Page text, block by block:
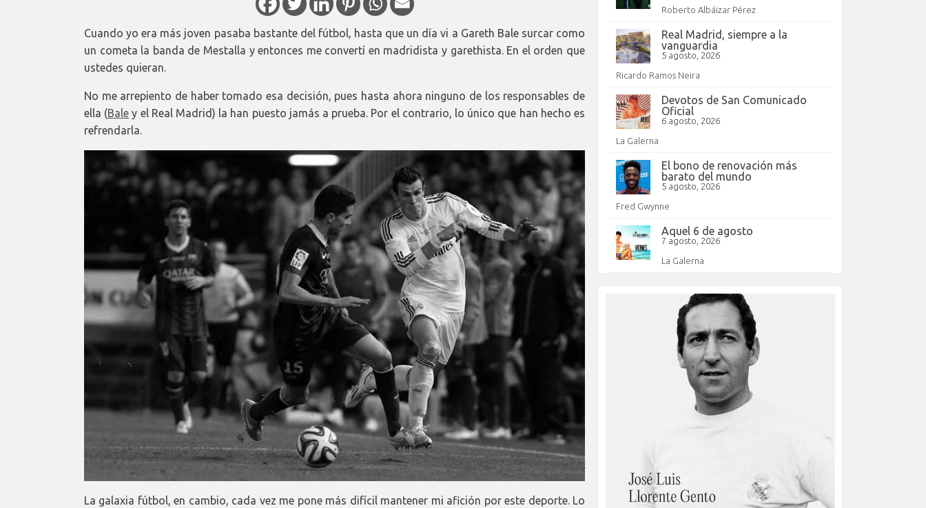
Cuando yo era más joven pasaba bastante del fútbol, hasta que un día vi a Gareth Bale surcar como
un cometa la banda de Mestalla y entonces me convertí en madridista y garethista. En el orden que
ustedes quieran.
No me arrepiento de haber tomado esa decisión, pues hasta ahora ninguno de los responsables de
ella (Bale y el Real Madrid) la han puesto jamás a prueba. Por el contrario, lo único que han hecho es
refrendarla.
La galaxia fútbol, en cambio, cada vez me pone más difícil mantener mi afición por este deporte. Lo
Roberto Albáizar Pérez
Real Madrid, siempre a la
vanguardia
5 agosto, 2026
Ricardo Ramos Neira
Devotos de San Comunicado
Oficial
6 agosto, 2026
La Galerna
El bono de renovación más
barato del mundo
5 agosto, 2026
Fred Gwynne
Aquel 6 de agosto
7 agosto, 2026
La Galerna